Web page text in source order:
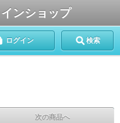
ンショップ
ログイン 検索
次の商品へ